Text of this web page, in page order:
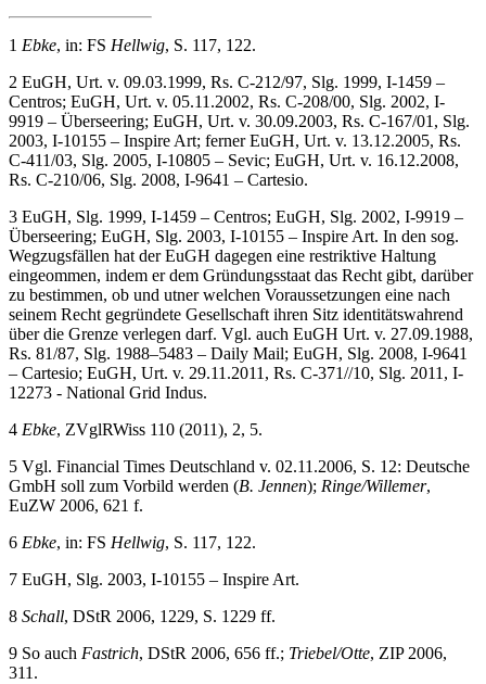
1 Ebke, in: FS Hellwig, S. 117, 122.
2 EuGH, Urt. v. 09.03.1999, Rs. C-212/97, Slg. 1999, I-1459 –
Centros; EuGH, Urt. v. 05.11.2002, Rs. C-208/00, Slg. 2002, I-
9919 – Überseering; EuGH, Urt. v. 30.09.2003, Rs. C-167/01, Slg.
2003, I-10155 – Inspire Art; ferner EuGH, Urt. v. 13.12.2005, Rs.
C-411/03, Slg. 2005, I-10805 – Sevic; EuGH, Urt. v. 16.12.2008,
Rs. C-210/06, Slg. 2008, I-9641 – Cartesio.
3 EuGH, Slg. 1999, I-1459 – Centros; EuGH, Slg. 2002, I-9919 –
Überseering; EuGH, Slg. 2003, I-10155 – Inspire Art. In den sog.
Wegzugsfällen hat der EuGH dagegen eine restriktive Haltung
eingeommen, indem er dem Gründungsstaat das Recht gibt, darüber
zu bestimmen, ob und utner welchen Voraussetzungen eine nach
seinem Recht gegründete Gesellschaft ihren Sitz identitätswahrend
über die Grenze verlegen darf. Vgl. auch EuGH Urt. v. 27.09.1988,
Rs. 81/87, Slg. 1988–5483 – Daily Mail; EuGH, Slg. 2008, I-9641
– Cartesio; EuGH, Urt. v. 29.11.2011, Rs. C-371//10, Slg. 2011, I-
12273 - National Grid Indus.
4 Ebke, ZVglRWiss 110 (2011), 2, 5.
5 Vgl. Financial Times Deutschland v. 02.11.2006, S. 12: Deutsche
GmbH soll zum Vorbild werden (B. Jennen); Ringe/Willemer,
EuZW 2006, 621 f.
6 Ebke, in: FS Hellwig, S. 117, 122.
7 EuGH, Slg. 2003, I-10155 – Inspire Art.
8 Schall, DStR 2006, 1229, S. 1229 ff.
9 So auch Fastrich, DStR 2006, 656 ff.; Triebel/Otte, ZIP 2006,
311.